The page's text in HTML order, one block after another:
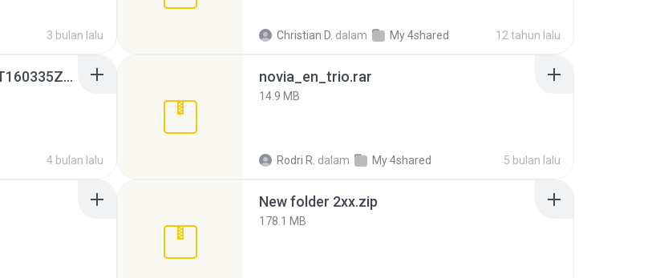
3 bulan lalu Christian D. dalam My 4shared 12 tahun lalu
whatsapp backups -20260410T160335Z-3-001.zip
4 bulan lalu
novia_en_trio.rar
14.9 MB
Rodri R. dalam My 4shared 5 bulan lalu
New folder 2xx.zip
178.1 MB